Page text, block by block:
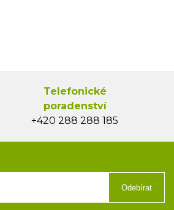
Telefonické
poradenství
+420 288 288 185
Odebírat